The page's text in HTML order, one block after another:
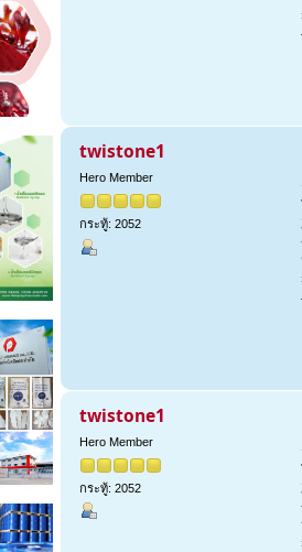
twistone1
Hero Member
กระทู้: 2052
twistone1
Hero Member
กระทู้: 2052